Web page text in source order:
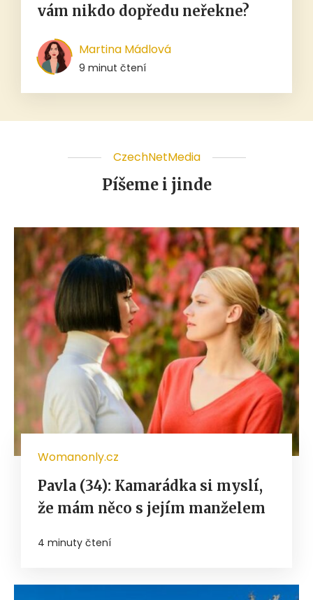
vám nikdo dopředu neřekne?
Martina Mádlová
9 minut čtení
CzechNetMedia
Píšeme i jinde
Womanonly.cz
Pavla (34): Kamarádka si myslí,
že mám něco s jejím manželem
4 minuty čtení